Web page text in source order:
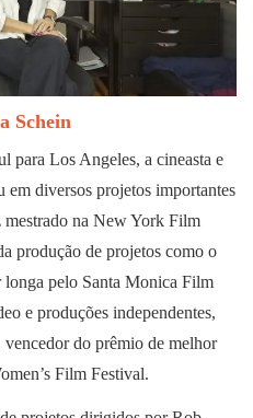
Schein
para Los Angeles, a cineasta e
em diversos projetos importantes
mestrado na New York Film
produção de projetos como o
pelo Santa Monica Film
e produções independentes,
do prêmio de melhor
Film Festival.